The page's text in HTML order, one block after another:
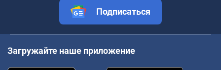
Подписаться
Загружайте наше приложение